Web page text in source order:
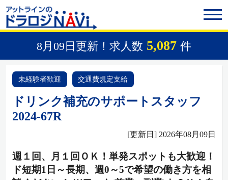
8月09日更新！求人数 5,087 件
未経験者歓迎 交通費規定支給
ドリンク補充のサポートスタッフ
2024-67R
[更新日] 2026年08月09日
週１回、月１回ＯＫ！単発スポットも大歓迎！
ド短期1日～長期、週0～5で希望の働き方を相